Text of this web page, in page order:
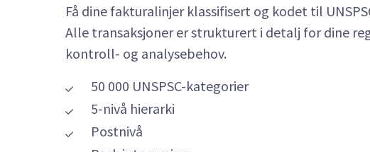
Få dine fakturalinjer klassifisert og kodet til
Alle transaksjoner er strukturert i detalj for dine
kontroll- og analysebehov.
50 000 UNSPSC-kategorier
5-nivå hierarki
Postnivå